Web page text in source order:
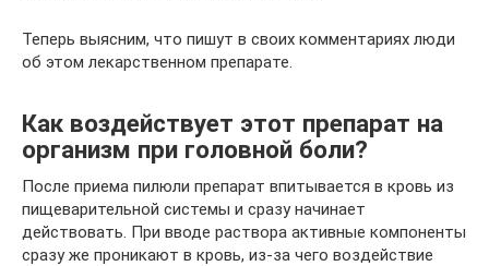
Теперь выясним, что пишут в своих комментариях люди
об этом лекарственном препарате.
Как воздействует этот препарат на
организм при головной боли?
После приема пилюли препарат впитывается в кровь из
пищеварительной системы и сразу начинает
действовать. При вводе раствора активные компоненты
сразу же проникают в кровь, из-за чего воздействие